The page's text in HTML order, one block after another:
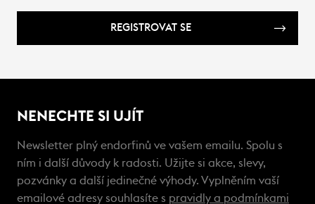
REGISTROVAT SE
NENECHTE SI UJÍT
Newsletter plný endorfinů ve vašem emailu. Spolu s
ním i další důvody k radosti. Užijte si akce, slevy,
pozvánky a další jedinečné výhody. Vyplněním vaší
emailové adresy souhlasíte s pravidly a podmínkami